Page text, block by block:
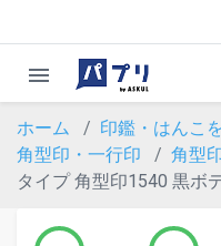
menu
ホーム 印鑑・はんこ
角型印・一行印
角型
タイプ 角型印1540 黒ボ